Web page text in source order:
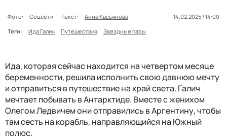
Фото: Соцсети Текст: Анна Касьянова
14.02.2025 / 14:00
Теги:
Ида Галич Путешествия Звездные пары
Ида, которая сейчас находится на четвертом месяце
беременности, решила исполнить свою давнюю мечту
и отправиться в путешествие на край света. Галич
мечтает побывать в Антарктиде. Вместе с женихом
Олегом Ледвичем они отправились в Аргентину, чтобы
там сесть на корабль, направляющийся на Южный
полюс.